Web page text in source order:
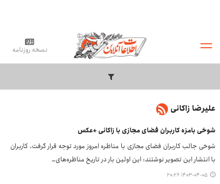
نسخه روزنامه
علیرضا زاکانی
شوخی بامزه کاربران فضای مجازی با زاکانی +عکس
شوخی جالب کاربران فضای مجازی با مناظره امروز مورد توجه قرار گرفت، کاربران
با انتشار این تصویر نوشتند: این اولین بار در تاریخ مناظره‌های…
۱۴۰۳-۰۴-۰۵ ۲۰:۲۶